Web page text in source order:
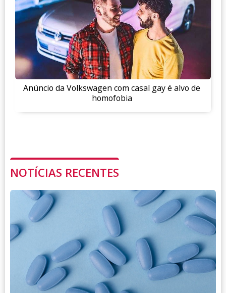
Anúncio da Volkswagen com casal gay é alvo de
homofobia
NOTÍCIAS RECENTES